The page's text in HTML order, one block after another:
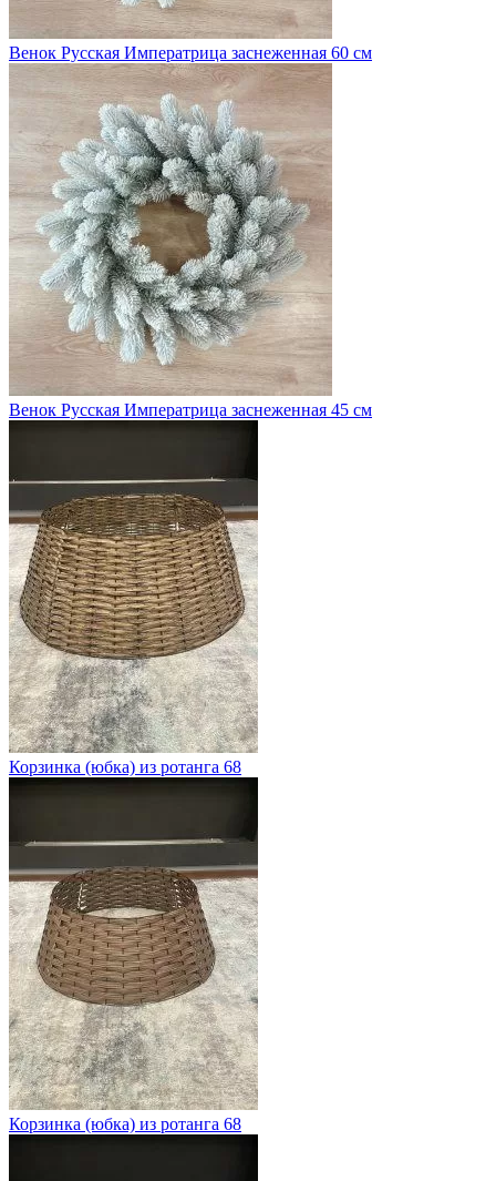
Венок Русская Императрица заснеженная 60 см
Венок Русская Императрица заснеженная 45 см
Корзинка (юбка) из ротанга 68
Корзинка (юбка) из ротанга 68